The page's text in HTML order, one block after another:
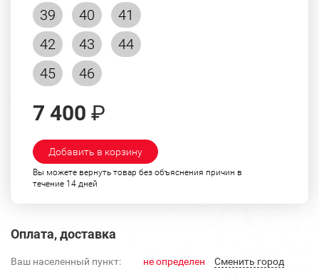
39
40
41
42
43
44
45
46
7 400 ₽
Добавить в корзину
Вы можете вернуть товар без объяснения причин в
течение 14 дней
Оплата, доставка
Ваш населенный пункт: не определен Cменить город